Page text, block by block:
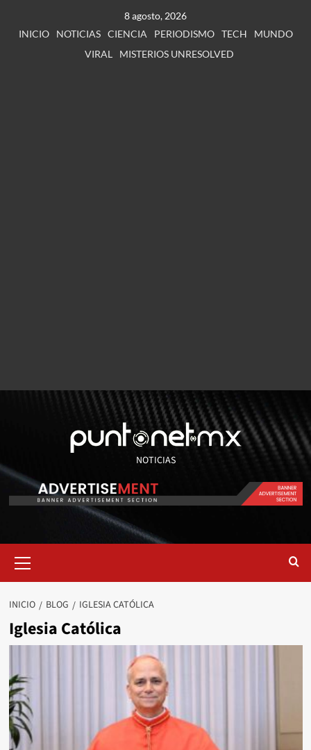
8 agosto, 2026
INICIO
NOTICIAS CIENCIA PERIODISMO TECH
MUNDO
VIRAL
MISTERIOS UNRESOLVED
NOTICIAS
INICIO BLOG IGLESIA CATÓLICA
Iglesia Católica